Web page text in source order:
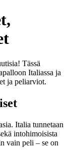
Tässä
Italiassa ja
ja peliarviot.
Italia tunnetaan
intohimoisista
vain peli – se on